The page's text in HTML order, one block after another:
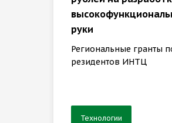
руки
Региональные гранты
резидентов ИНТЦ
Технологии